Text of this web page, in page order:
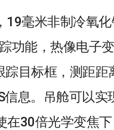
19毫米非制冷氧
功能，热像电子
目标框，测距距
息。吊舱可以实
在30倍光学变焦